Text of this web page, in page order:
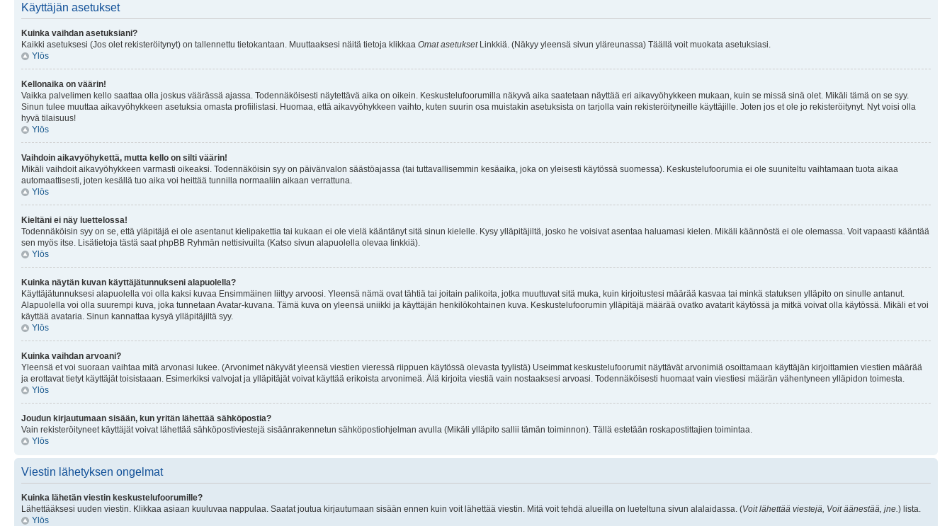
Käyttäjän asetukset
Kuinka vaihdan asetuksiani?
Kaikki asetuksesi (Jos olet rekisteröitynyt) on tallennettu tietokantaan. Muuttaaksesi näitä tietoja klikkaa Omat asetuksetLinkkiä. (Näkyy yleensä sivun yläreunassa) Täällä voit muokata asetuksiasi.
Ylös
Kellonaika on väärin!
Vaikka palvelimen kello saattaa olla joskus väärässä ajassa. Todennäköisesti näytettävä aika on oikein. Keskustelufoorumilla näkyvä aika saatetaan näyttää eri aikavyöhykkeen mukaan, kuin se missä sinä olet. Mikäli tämä on se syy.
Sinun tulee muuttaa aikavyöhykkeen asetuksia omasta profiilistasi. Huomaa, että aikavyöhykkeen vaihto, kuten suurin osa muistakin asetuksista on tarjolla vain rekisteröityneille käyttäjille. Joten jos et ole jo rekisteröitynyt. Nyt voisi olla
hyvä tilaisuus!
Ylös
Vaihdoin aikavyöhykettä, mutta kello on silti väärin!
Mikäli vaihdoit aikavyöhykkeen varmasti oikeaksi. Todennäköisin syy on päivänvalon säästöajassa (tai tuttavallisemmin kesäaika, joka on yleisesti käytössä suomessa). Keskustelufoorumia ei ole suuniteltu vaihtamaan tuota aikaa
automaattisesti, joten kesällä tuo aika voi heittää tunnilla normaaliin aikaan verrattuna.
Ylös
Kieltäni ei näy luettelossa!
Todennäköisin syy on se, että yläpitäjä ei ole asentanut kielipakettia tai kukaan ei ole vielä kääntänyt sitä sinun kielelle. Kysy ylläpitäjiltä, josko he voisivat asentaa haluamasi kielen. Mikäli käännöstä ei ole olemassa. Voit vapaasti kääntää
sen myös itse. Lisätietoja tästä saat phpBB Ryhmän nettisivuilta (Katso sivun alapuolella olevaa linkkiä).
Ylös
Kuinka näytän kuvan käyttäjätunnukseni alapuolella?
Käyttäjätunnuksesi alapuolella voi olla kaksi kuvaa Ensimmäinen liittyy arvoosi. Yleensä nämä ovat tähtiä tai joitain palikoita, jotka muuttuvat sitä muka, kuin kirjoitustesi määrää kasvaa tai minkä statuksen ylläpito on sinulle antanut.
Alapuolella voi olla suurempi kuva, joka tunnetaan Avatar-kuvana. Tämä kuva on yleensä uniikki ja käyttäjän henkilökohtainen kuva. Keskustelufoorumin ylläpitäjä määrää ovatko avatarit käytössä ja mitkä voivat olla käytössä. Mikäli et voi
käyttää avataria. Sinun kannattaa kysyä ylläpitäjiltä syy.
Ylös
Kuinka vaihdan arvoani?
Yleensä et voi suoraan vaihtaa mitä arvonasi lukee. (Arvonimet näkyvät yleensä viestien vieressä riippuen käytössä olevasta tyylistä) Useimmat keskustelufoorumit näyttävät arvonimiä osoittamaan käyttäjän kirjoittamien viestien määrää
ja erottavat tietyt käyttäjät toisistaaan. Esimerkiksi valvojat ja ylläpitäjät voivat käyttää erikoista arvonimeä. Älä kirjoita viestiä vain nostaaksesi arvoasi. Todennäköisesti huomaat vain viestiesi määrän vähentyneen ylläpidon toimesta.
Ylös
Joudun kirjautumaan sisään, kun yritän lähettää sähköpostia?
Vain rekisteröityneet käyttäjät voivat lähettää sähköpostiviestejä sisäänrakennetun sähköpostiohjelman avulla (Mikäli ylläpito sallii tämän toiminnon). Tällä estetään roskapostittajien toimintaa.
Ylös
Viestin lähetyksen ongelmat
Kuinka lähetän viestin keskustelufoorumille?
Lähettääksesi uuden viestin. Klikkaa asiaan kuuluvaa nappulaa. Saatat joutua kirjautumaan sisään ennen kuin voit lähettää viestin. Mitä voit tehdä alueilla on lueteltuna sivun alalaidassa. (Voit lähettää viestejä, Voit äänestää, jne. ) lista.
Ylös